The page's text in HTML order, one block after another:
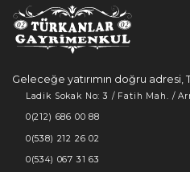
Geleceğe yatırımın doğru adresi,
Ladik Sokak No: 3 / Fatih Mah. /
0(212) 686 00 88
0(538) 212 26 02
0(534) 067 31 63